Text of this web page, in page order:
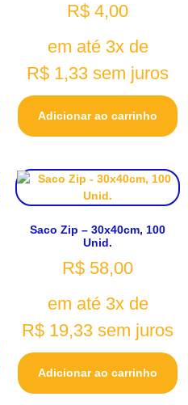
R$ 4,00
em até 3x de
R$ 1,33 sem juros
Adicionar ao carrinho
Saco Zip – 30x40cm, 100
Unid.
R$ 58,00
em até 3x de
R$ 19,33 sem juros
Adicionar ao carrinho